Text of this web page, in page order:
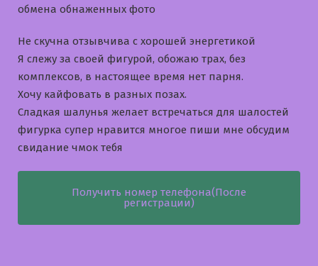
обмена обнаженных фото
Не скучна отзывчива с хорошей энергетикой
Я слежу за своей фигурой, обожаю трах, без
комплексов, в настоящее время нет парня.
Хочу кайфовать в разных позах.
Сладкая шалунья желает встречаться для шалостей
фигурка супер нравится многое пиши мне обсудим
свидание чмок тебя
Получить номер телефона(После
регистрации)